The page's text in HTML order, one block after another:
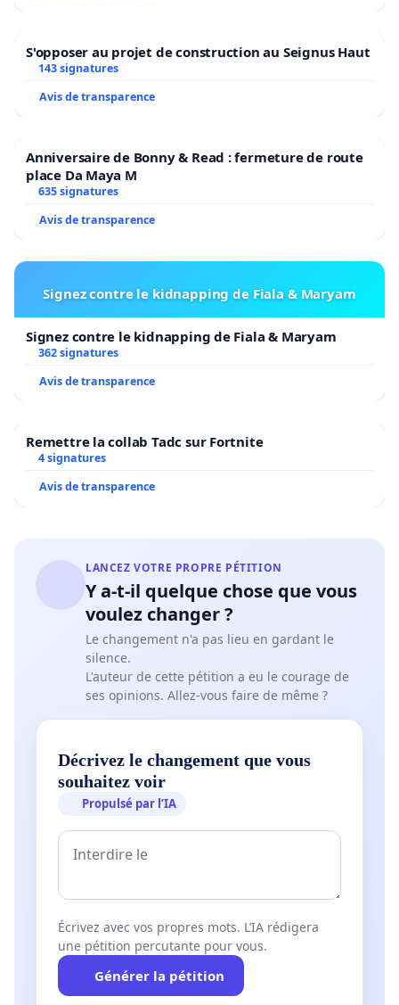
S'opposer au projet de construction au Seignus Haut
143 signatures
Avis de transparence
Anniversaire de Bonny & Read : fermeture de route
place Da Maya M
635 signatures
Avis de transparence
Signez contre le kidnapping de Fiala & Maryam
Signez contre le kidnapping de Fiala & Maryam
362 signatures
Avis de transparence
Remettre la collab Tadc sur Fortnite
4 signatures
Avis de transparence
LANCEZ VOTRE PROPRE PÉTITION
Y a-t-il quelque chose que vous
voulez changer ?
Le changement n'a pas lieu en gardant le
silence.
L'auteur de cette pétition a eu le courage de
ses opinions. Allez-vous faire de même ?
Décrivez le changement que vous
souhaitez voir
Propulsé par l’IA
Écrivez avec vos propres mots. L’IA rédigera
une pétition percutante pour vous.
Générer la pétition